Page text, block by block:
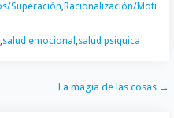
Superación,Racionalización/Moti
,salud emocional ,salud psiquica
La magia de las cosas →